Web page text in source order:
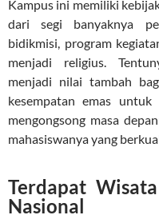
Kampus ini memiliki
dari segi banyaknya
bidikmisi, program
menjadi religius.
menjadi nilai tambah
kesempatan emas
mengongsong masa
mahasiswanya yang
Terdapat
Nasional